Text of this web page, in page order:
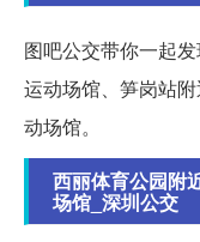
图吧公交带你一起
运动场馆、笋岗站
动场馆。
西丽体育公园附
场馆_深圳公交